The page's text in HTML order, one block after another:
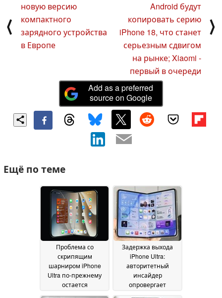
⟨
новую версию
компактного
зарядного устройства
в Европе
Android будут
копировать серию
iPhone 18, что станет
серьезным сдвигом
на рынке; Xiaomi -
первый в очереди
⟩
Add as a preferred
source on Google
Ещё по теме
Проблема со
скрипящим
шарниром iPhone
Ultra по-прежнему
остается
Задержка выхода
iPhone Ultra:
авторитетный
инсайдер
опровергает